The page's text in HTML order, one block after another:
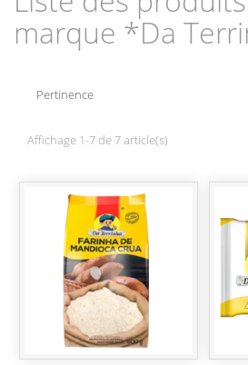
marque *Da
Pertinence
Affichage 1-7 de 7 article(s)